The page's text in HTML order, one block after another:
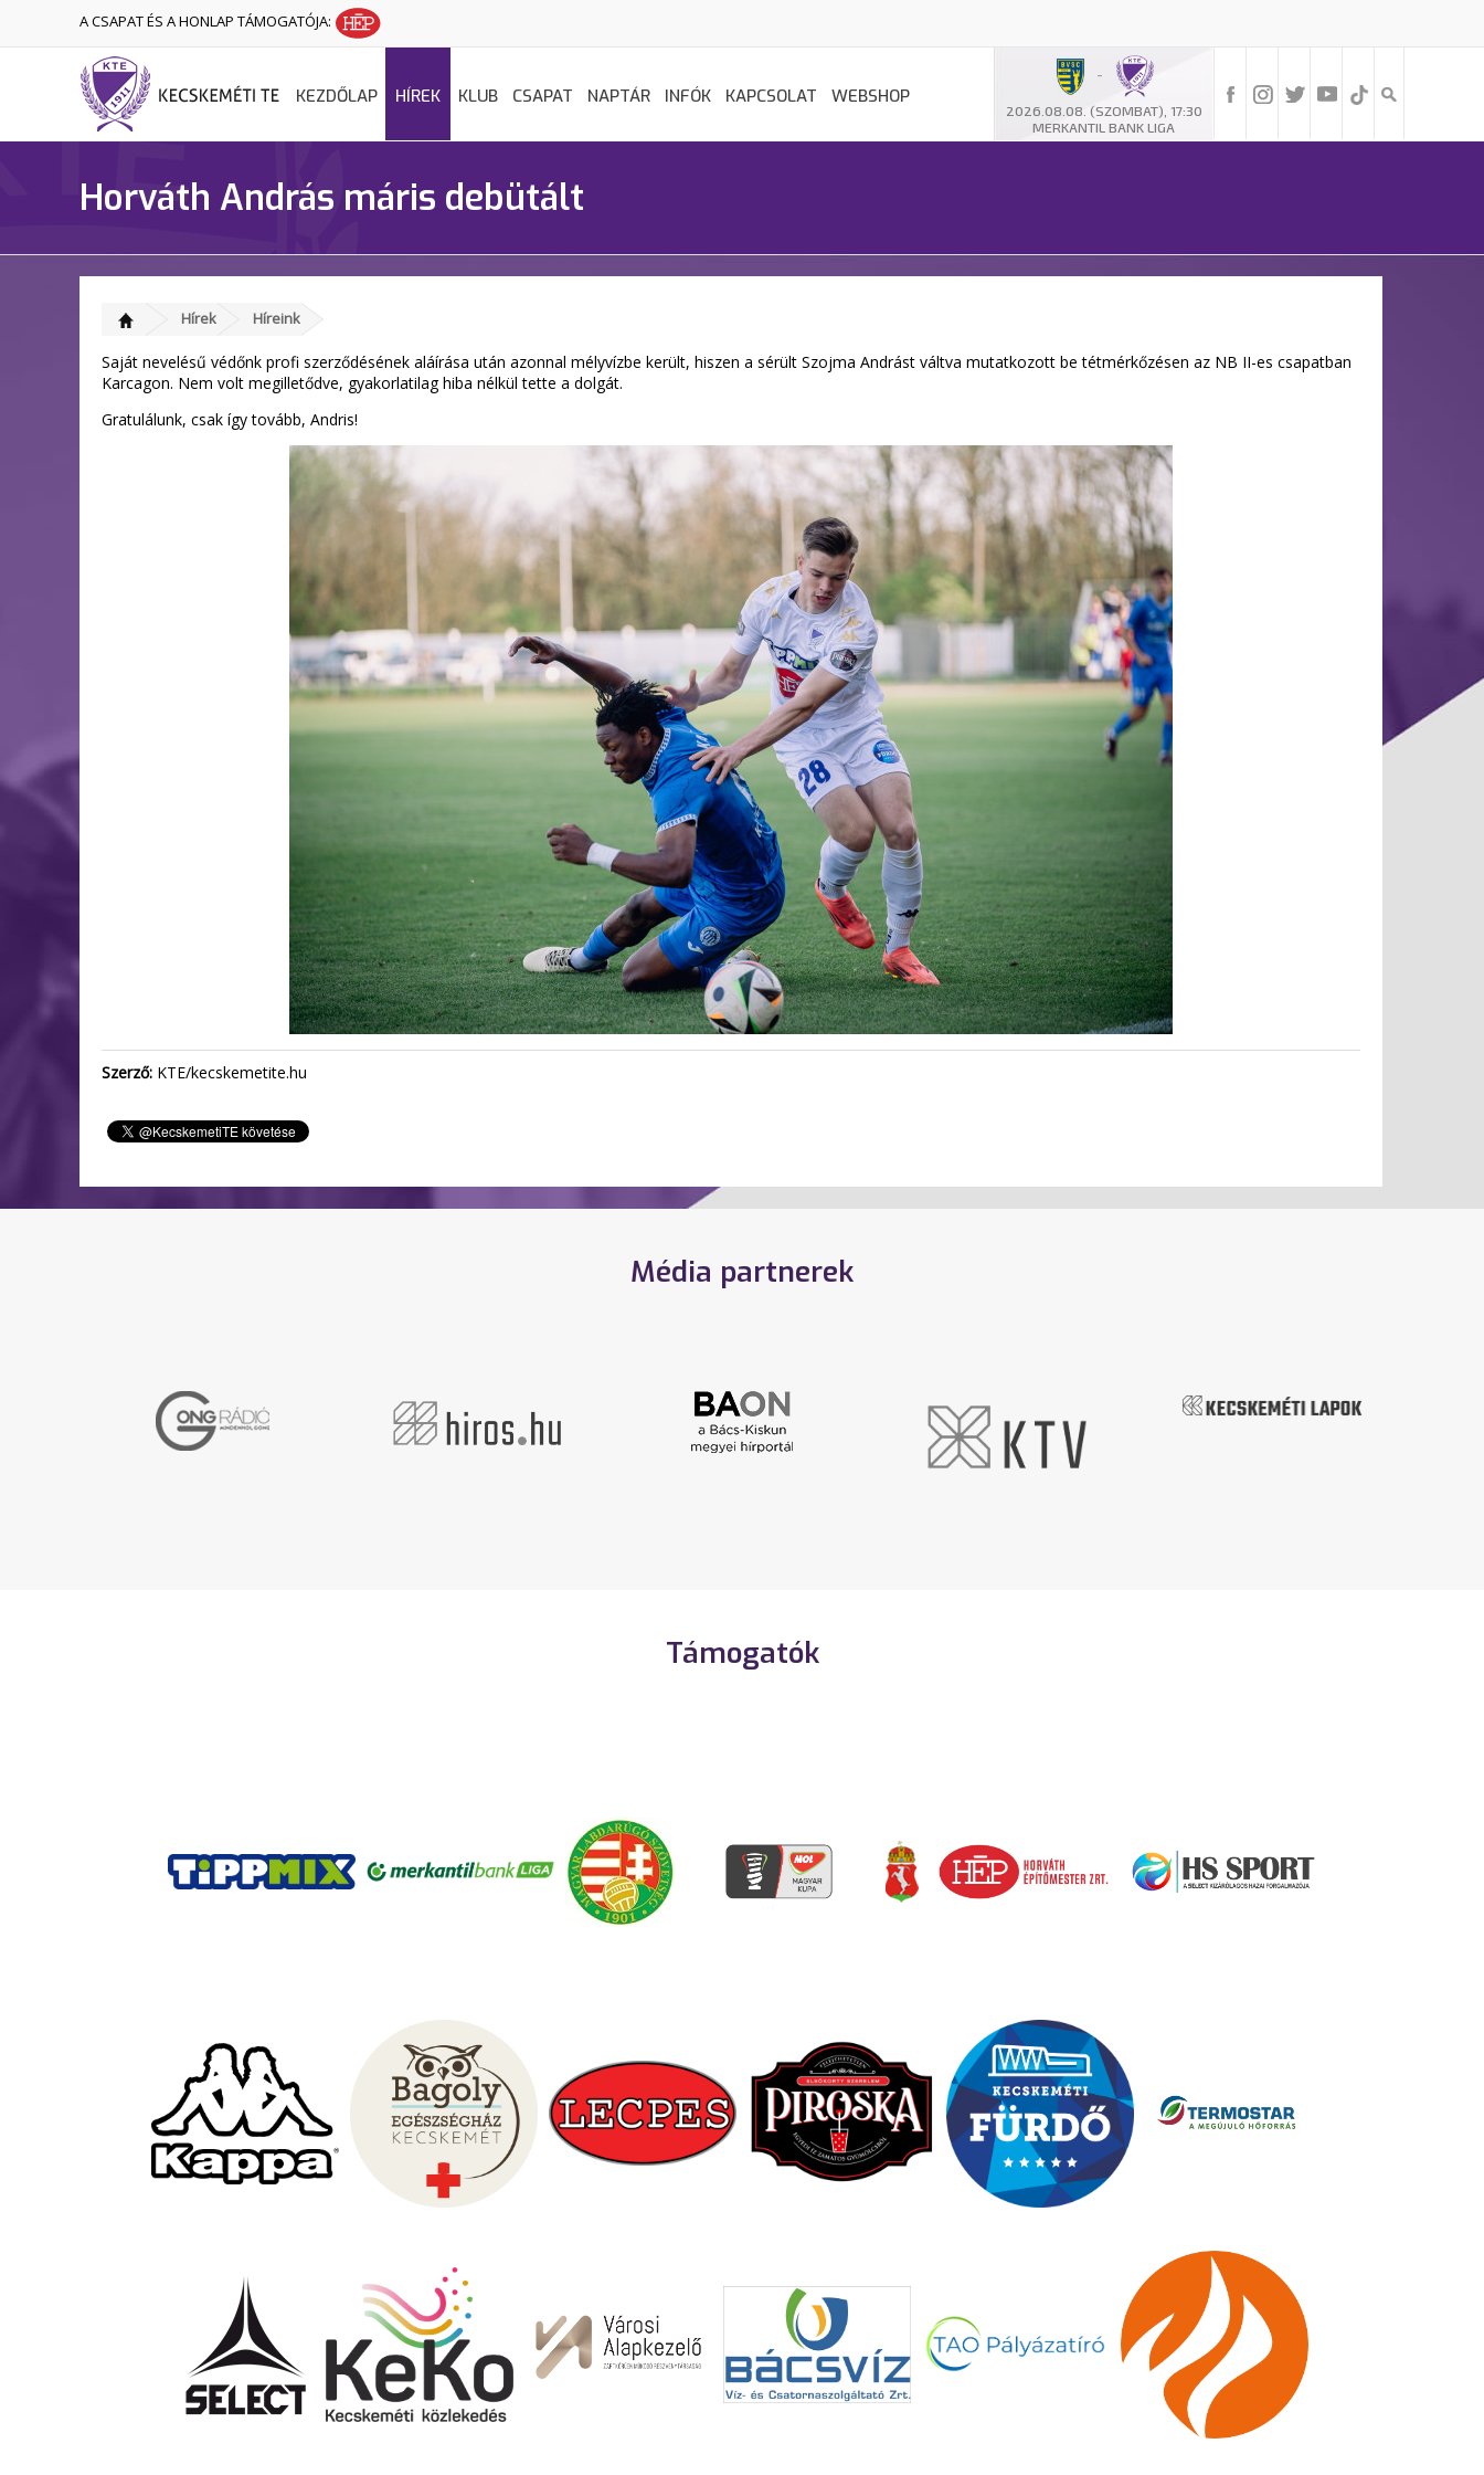
A CSAPAT ÉS A HONLAP TÁMOGATÓJA:
-
2026.08.08. (SZOMBAT), 17:30
MERKANTIL BANK LIGA
KEZDŐLAP HÍREK KLUB CSAPAT NAPTÁR INFÓK KAPCSOLAT WEBSHOP
Horváth András máris debütált
Hírek Híreink
Saját nevelésű védőnk profi szerződésének aláírása után azonnal mélyvízbe került, hiszen a sérült Szojma Andrást váltva mutatkozott be tétmérkőzésen az NB II-es csapatban
Karcagon. Nem volt megilletődve, gyakorlatilag hiba nélkül tette a dolgát.
Gratulálunk, csak így tovább, Andris!
Szerző: KTE/kecskemetite.hu
Média partnerek
Támogatók